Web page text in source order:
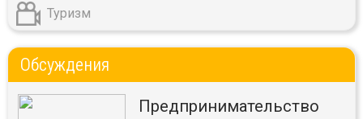
Туризм
Обсуждения
Предпринимательство